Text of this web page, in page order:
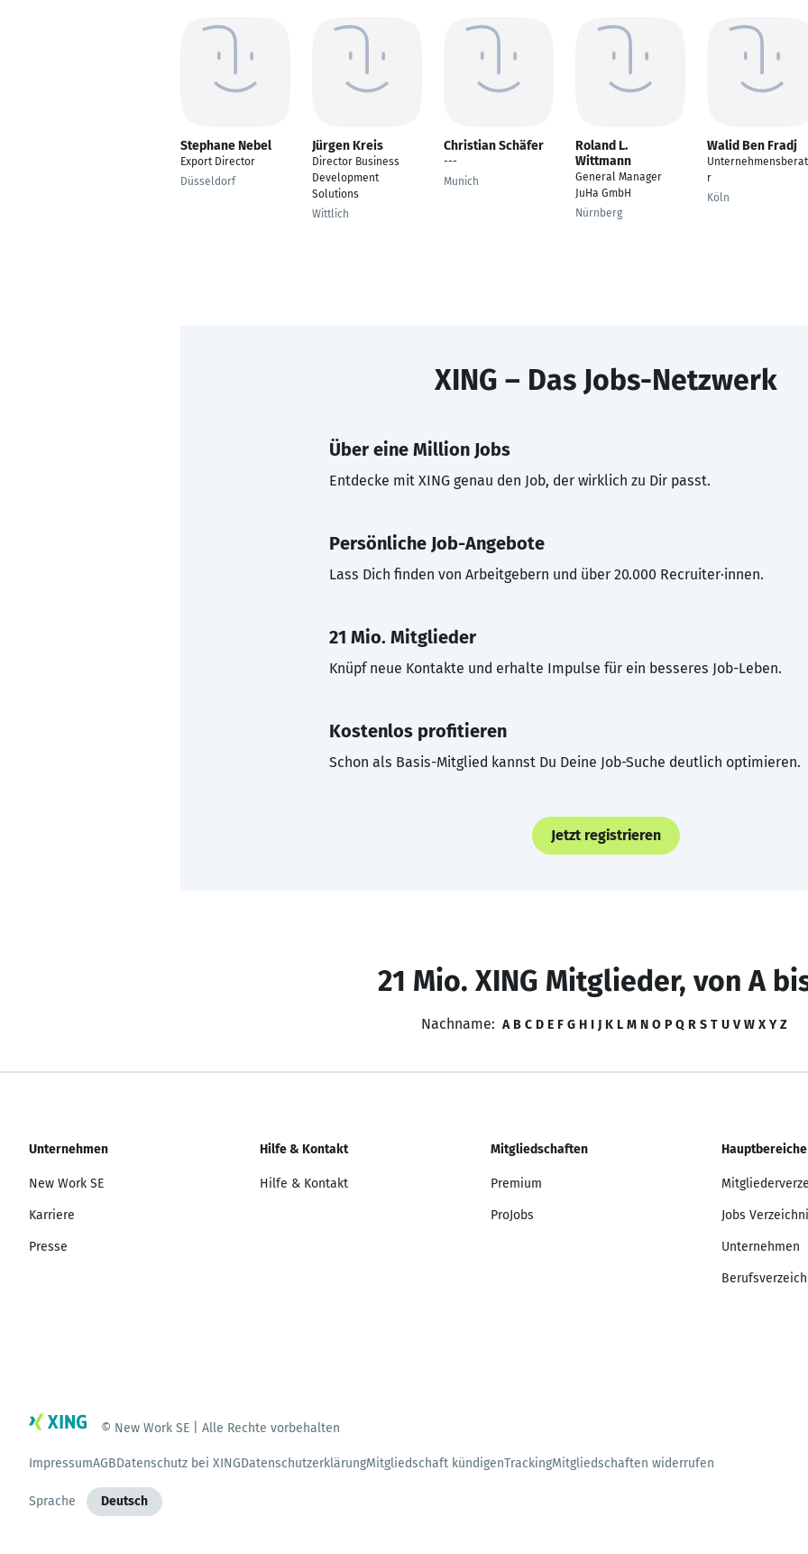
Stephane Nebel
Export Director
Düsseldorf
Jürgen Kreis
Director Business
Development
Solutions
Wittlich
Christian Schäfer
---
Munich
Roland L.
Wittmann
General Manager
JuHa GmbH
Nürnberg
Walid Ben Fradj
r
Köln
XING – Das Jobs-Netzwerk
Über eine Million Jobs
Entdecke mit XING genau den Job, der wirklich zu Dir passt.
Persönliche Job-Angebote
Lass Dich finden von Arbeitgebern und über 20.000 Recruiter·innen.
21 Mio. Mitglieder
Knüpf neue Kontakte und erhalte Impulse für ein besseres Job-Leben.
Kostenlos profitieren
Schon als Basis-Mitglied kannst Du Deine Job-Suche deutlich optimieren.
Jetzt registrieren
21 Mio. XING Mitglieder, von A
Nachname: A B C D E F G H I J K L M N O P Q R S T U V W X Y Z
Unternehmen
New Work SE
Karriere
Presse
Hilfe & Kontakt
Hilfe & Kontakt
Mitgliedschaften
Premium
ProJobs
Hauptbereiche
Jobs
Unternehmen
© New Work SE | Alle Rechte vorbehalten
ImpressumAGBDatenschutz bei XINGDatenschutzerklärungMitgliedschaft kündigenTrackingMitgliedschaften widerrufen
Sprache Deutsch